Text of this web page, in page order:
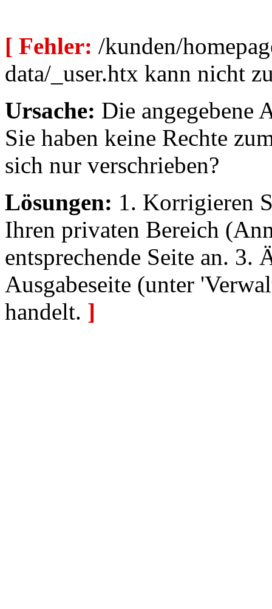
[ Fehler: /kunden/
data/_user.htx kann nicht
Ursache: Die angegebene
Sie haben keine Rechte
sich nur verschrieben?
Lösungen: 1. Korrigieren
Ihren privaten Bereich
entsprechende Seite an. 3.
Ausgabeseite (unter
handelt. ]